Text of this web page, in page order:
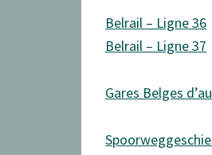
Belrail – Ligne 36
Belrail – Ligne 37
Gares Belges